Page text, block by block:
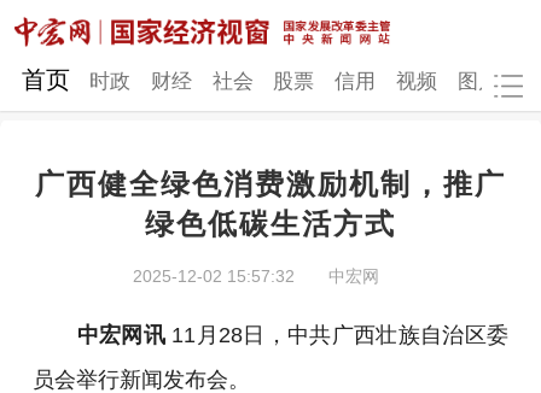
网站地图
财经 社会
图片
地方发展
首页 时政 财经 社会 股票 信用 视频 图片
广西健全绿色消费激励机制，推广
绿色低碳生活方式
2025-12-02 15:57:32 中宏网
中宏网讯11月28日，中共广西壮族自治区委
员会举行新闻发布会。